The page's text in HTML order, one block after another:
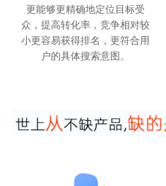
更能够更精确地定位目标受
众，提高转化率，竞争相对较
小更容易获得排名，更符合用
户的具体搜索意图。